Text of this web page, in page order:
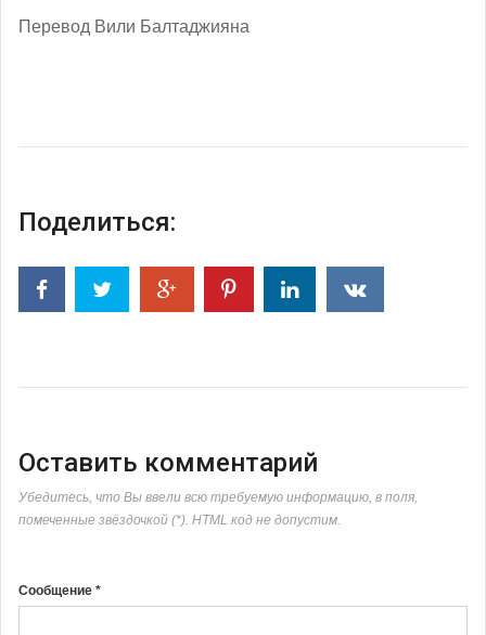
Перевод Вили Балтаджияна
Поделиться:
Оставить комментарий
Убедитесь, что Вы ввели всю требуемую информацию, в поля,
помеченные звёздочкой (*). HTML код не допустим.
Сообщение *